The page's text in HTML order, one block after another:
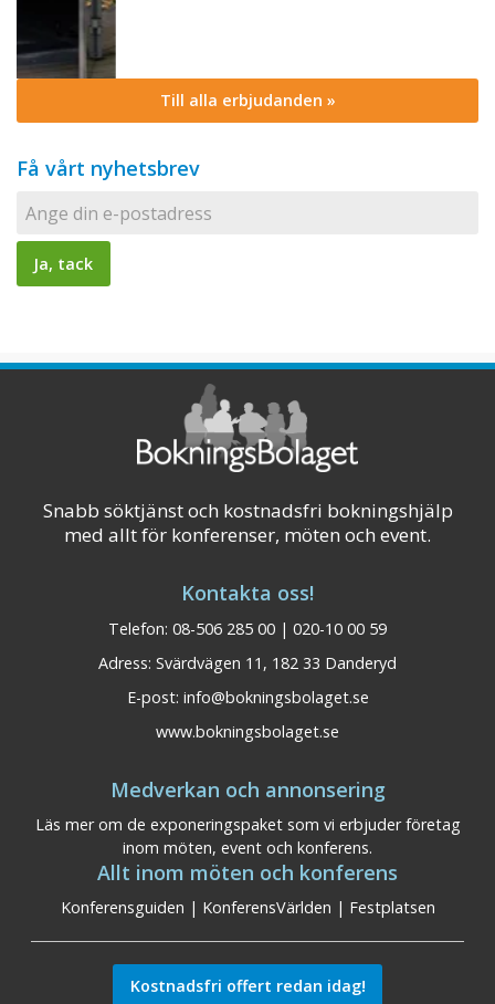
Till alla erbjudanden »
Få vårt nyhetsbrev
Snabb söktjänst och kostnadsfri bokningshjälp
med allt för konferenser, möten och event.
Kontakta oss!
Telefon: 08-506 285 00 | 020-10 00 59
Adress: Svärdvägen 11, 182 33 Danderyd
E-post: info@bokningsbolaget.se
www.bokningsbolaget.se
Medverkan och annonsering
Läs mer om de exponeringspaket som vi erbjuder företag
inom möten, event och konferens.
Allt inom möten och konferens
Konferensguiden | KonferensVärlden | Festplatsen
Kostnadsfri offert redan idag!